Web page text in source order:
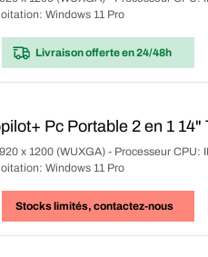
Windows 11 Pro
Livraison offerteen 24/48h
Pc Portable 2 en 1 14"
x 1200 (WUXGA) - Processeur CPU:
Windows 11 Pro
Stocks limités, contactez-nous